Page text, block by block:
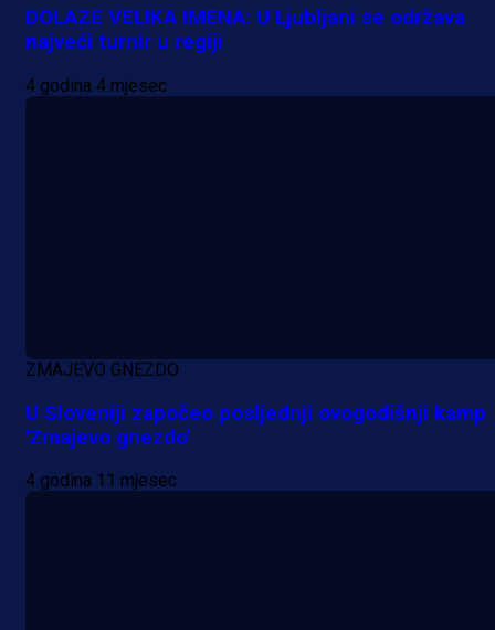
DOLAZE VELIKA IMENA: U Ljubljani se održava
najveći turnir u regiji
4 godina 4 mjesec
ZMAJEVO GNEZDO
U Sloveniji započeo posljednji ovogodišnji kamp
'Zmajevo gnezdo'
4 godina 11 mjesec